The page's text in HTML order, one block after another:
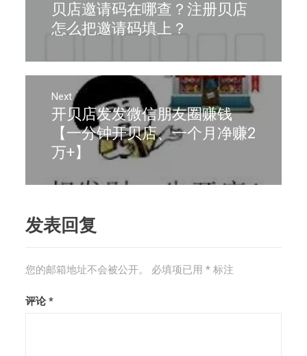
Previous
post:
贝店邀请码在哪查？注册贝店
怎么把邀请码填上？
Next
Next
post:
开贝店发发微信朋友圈赚钱
【一分钟开贝店、一个月净赚2
万+】
发表回复
您的邮箱地址不会被公开。 必填项已用* 标注
评论*